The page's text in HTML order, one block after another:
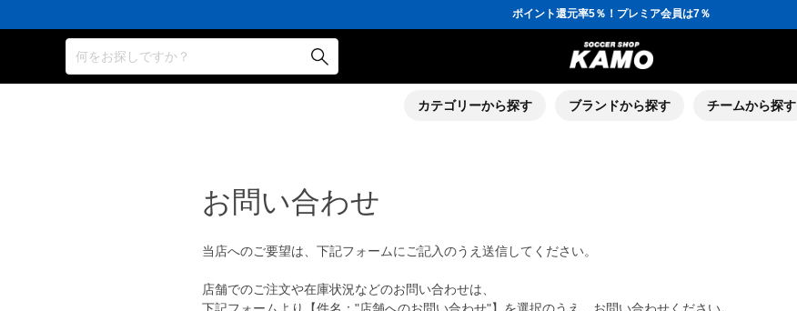
ポイント還元率5％！プレミア会員は7％
会員の方にはお誕生月に「10％OFFクーポン」プレゼント！
16,000円(税込)以上でシューズケースプレゼント！
3,300円(税込)以上で送料無料！
ポイント還元率5％！プレミア会員は7％
会員の方にはお誕生月に「10％OFFクーポン」プレゼント！
何をお探しですか？
カテゴリーから探す ブランドから探す チームから探す
お問い合わせ
当店へのご要望は、下記フォームにご記入のうえ送信してください。
店舗でのご注文や在庫状況などのお問い合わせは、